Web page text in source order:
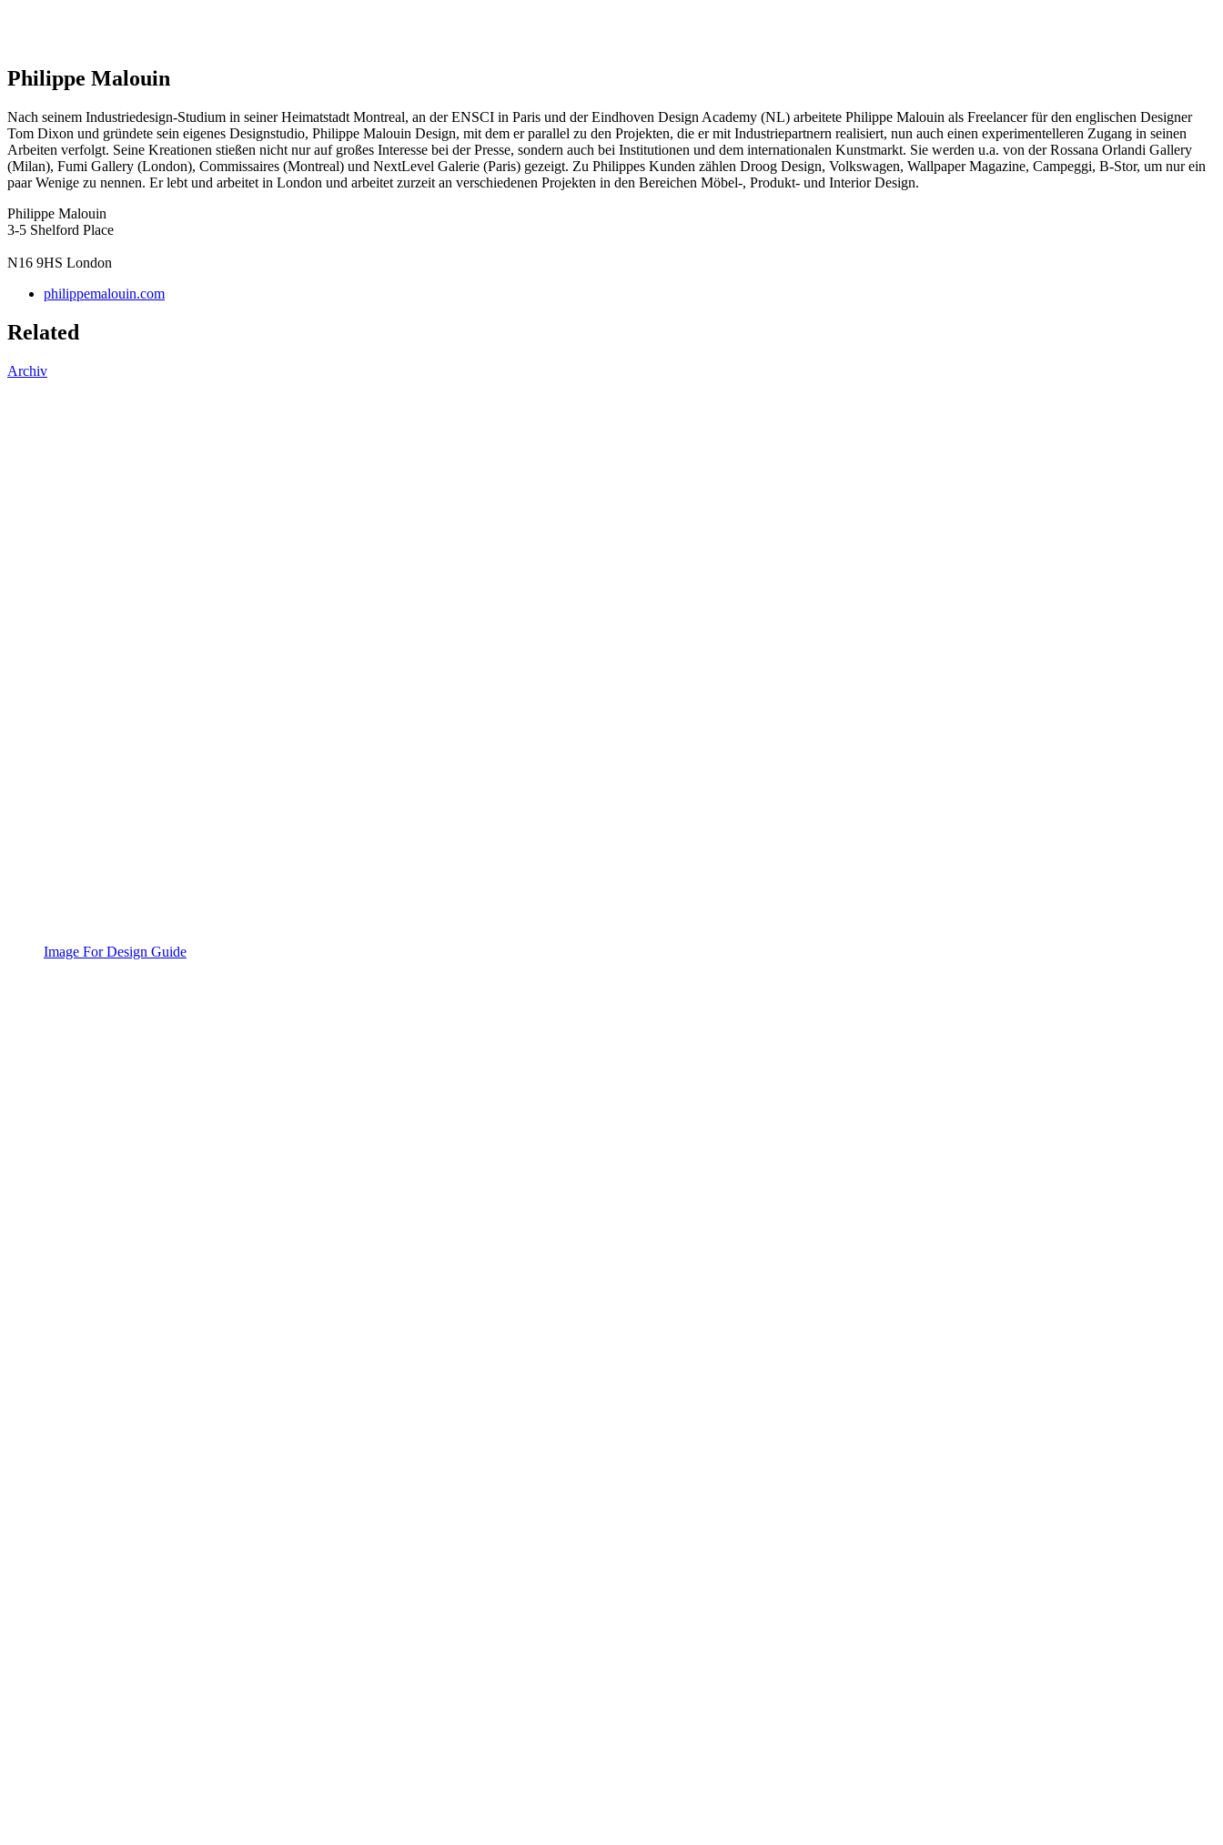
Philippe Malouin
Nach seinem Industriedesign-Studium in seiner Heimatstadt Montreal, an der ENSCI in Paris und der Eindhoven Design Academy (NL) arbeitete Philippe Malouin als Freelancer für den englischen Designer
Tom Dixon und gründete sein eigenes Designstudio, Philippe Malouin Design, mit dem er parallel zu den Projekten, die er mit Industriepartnern realisiert, nun auch einen experimentelleren Zugang in seinen
Arbeiten verfolgt. Seine Kreationen stießen nicht nur auf großes Interesse bei der Presse, sondern auch bei Institutionen und dem internationalen Kunstmarkt. Sie werden u.a. von der Rossana Orlandi Gallery
(Milan), Fumi Gallery (London), Commissaires (Montreal) und NextLevel Galerie (Paris) gezeigt. Zu Philippes Kunden zählen Droog Design, Volkswagen, Wallpaper Magazine, Campeggi, B-Stor, um nur ein
paar Wenige zu nennen. Er lebt und arbeitet in London und arbeitet zurzeit an verschiedenen Projekten in den Bereichen Möbel-, Produkt- und Interior Design.
Philippe Malouin
3-5 Shelford Place
N16 9HS London
philippemalouin.com
Related
Archiv
Image For Design Guide